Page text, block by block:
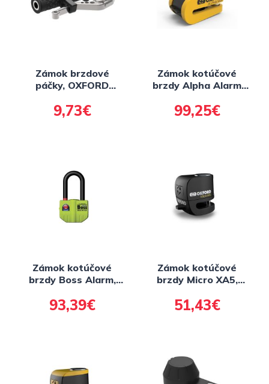
Zámok brzdové
páčky, OXFORD
9,73€
Zámok kotúčové
brzdy Alpha Alarm
(integrovaný alarm,
žlutý/černý, priemer
99,25€
Zámok kotúčové
brzdy Boss Alarm,
alarm, priemer čapu
14 mm, žltý)
93,39€
Zámok kotúčové
brzdy Micro XA5,
alarm, čierny, priemer
čapu 5,5 mm)
51,43€